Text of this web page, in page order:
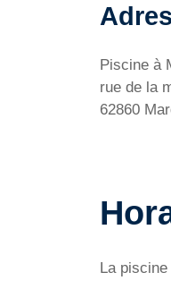
Piscine à
rue de la
62860
La